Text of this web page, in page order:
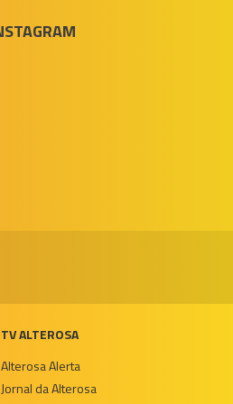
TV ALTEROSA
Alterosa Alerta
Jornal da Alterosa